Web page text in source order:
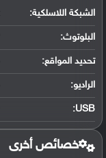
الشبكة اللاسلكية:
البلوتوث:
تحديد المواقع:
الراديو:
USB
:
خصائص أخرى